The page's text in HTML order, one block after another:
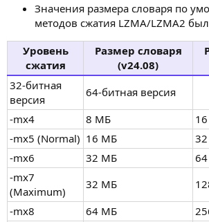
Значения размера словаря по
методов сжатия LZMA/LZMA2
Уровень
сжатия
Размер словаря
(v24.08)
32-битная
версия
64-битная версия
-mx4
8 МБ
-mx5 (Normal) 16 МБ
-mx6
32 МБ
-mx7
(Maximum)
32 МБ
-mx8
64 МБ